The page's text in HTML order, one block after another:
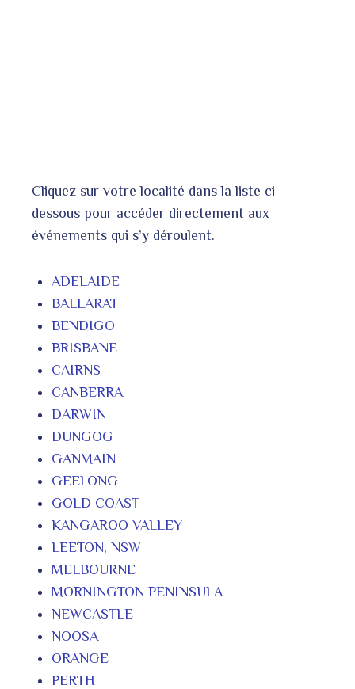
Cliquez sur votre localité dans la liste ci-
dessous pour accéder directement aux
événements qui s’y déroulent.
ADELAIDE
BALLARAT
BENDIGO
BRISBANE
CAIRNS
CANBERRA
DARWIN
DUNGOG
GANMAIN
GEELONG
GOLD COAST
KANGAROO VALLEY
LEETON, NSW
MELBOURNE
MORNINGTON PENINSULA
NEWCASTLE
NOOSA
ORANGE
PERTH